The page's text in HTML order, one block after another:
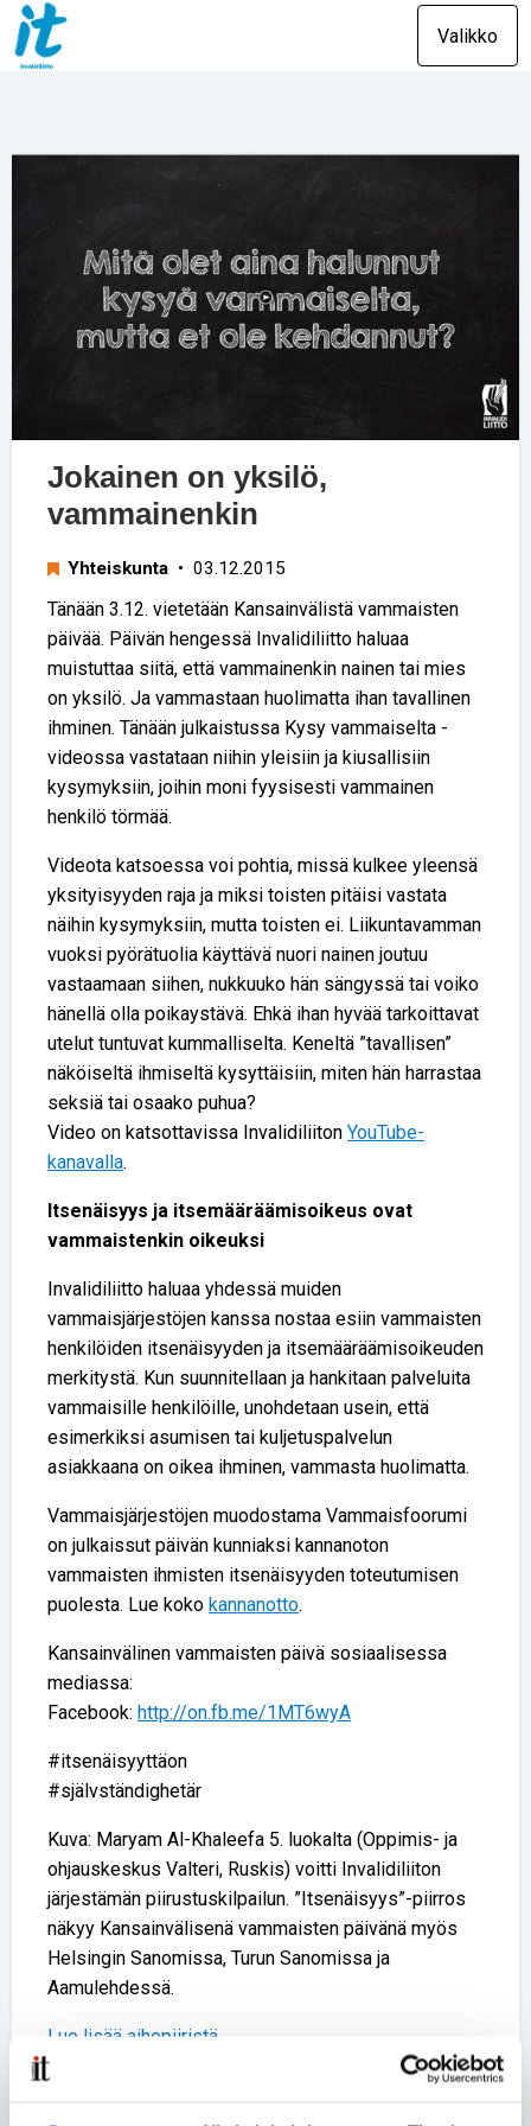
Valikko
Jokainen on yksilö,
vammainenkin
Yhteiskunta • 03.12.2015
Tänään 3.12. vietetään Kansainvälistä vammaisten
päivää. Päivän hengessä Invalidiliitto haluaa
muistuttaa siitä, että vammainenkin nainen tai mies
on yksilö. Ja vammastaan huolimatta ihan tavallinen
ihminen. Tänään julkaistussa Kysy vammaiselta -
videossa vastataan niihin yleisiin ja kiusallisiin
kysymyksiin, joihin moni fyysisesti vammainen
henkilö törmää.
Videota katsoessa voi pohtia, missä kulkee yleensä
yksityisyyden raja ja miksi toisten pitäisi vastata
näihin kysymyksiin, mutta toisten ei. Liikuntavamman
vuoksi pyörätuolia käyttävä nuori nainen joutuu
vastaamaan siihen, nukkuuko hän sängyssä tai voiko
hänellä olla poikaystävä. Ehkä ihan hyvää tarkoittavat
utelut tuntuvat kummalliselta. Keneltä ”tavallisen”
näköiseltä ihmiseltä kysyttäisiin, miten hän harrastaa
seksiä tai osaako puhua?
Video on katsottavissa Invalidiliiton YouTube-
kanavalla.
Itsenäisyys ja itsemääräämisoikeus ovat
vammaistenkin oikeuksi
Invalidiliitto haluaa yhdessä muiden
vammaisjärjestöjen kanssa nostaa esiin vammaisten
henkilöiden itsenäisyyden ja itsemääräämisoikeuden
merkitystä. Kun suunnitellaan ja hankitaan palveluita
vammaisille henkilöille, unohdetaan usein, että
esimerkiksi asumisen tai kuljetuspalvelun
asiakkaana on oikea ihminen, vammasta huolimatta.
Vammaisjärjestöjen muodostama Vammaisfoorumi
on julkaissut päivän kunniaksi kannanoton
vammaisten ihmisten itsenäisyyden toteutumisen
puolesta. Lue koko kannanotto.
Kansainvälinen vammaisten päivä sosiaalisessa
mediassa:
Facebook: http://on.fb.me/1MT6wyA
#itsenäisyyttäon
#självständighetär
Kuva: Maryam Al-Khaleefa 5. luokalta (Oppimis- ja
ohjauskeskus Valteri, Ruskis) voitti Invalidiliiton
järjestämän piirustuskilpailun. ”Itsenäisyys”-piirros
näkyy Kansainvälisenä vammaisten päivänä myös
Helsingin Sanomissa, Turun Sanomissa ja
Aamulehdessä.
Lue lisää aihepiiristä